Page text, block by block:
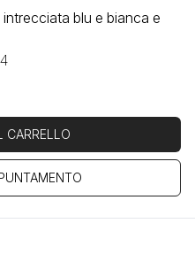
blu e bianca e
CARRELLO